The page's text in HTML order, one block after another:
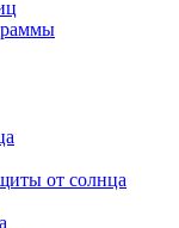
от солнца